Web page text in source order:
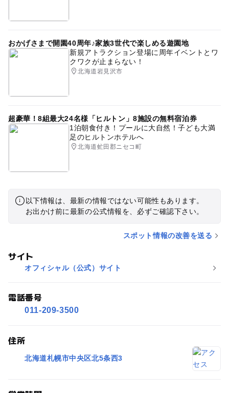
おかげさまで開園40周年♪家族3世代で楽しめる遊園地
新規アトラクション登場に周年イベントとワ
クワクが止まらない！
北海道岩見沢市
超豪華！8組最大24名様「ヒルトン」8施設の無料宿泊券
1泊朝食付き！プールに大自然！子ども大満
足のヒルトンホテルへ
北海道虻田郡ニセコ町
以下情報は、最新の情報ではない可能性もあります。
お出かけ前に最新の公式情報を、必ずご確認下さい。
スポット情報の改善を送る
サイト
オフィシャル（公式）サイト
電話番号
011-209-3500
住所
北海道札幌市中央区北5条西3